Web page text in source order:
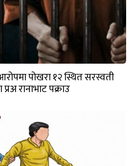
पोखरा १२ स्थित सरस्वती
रानाभाट पक्राउ